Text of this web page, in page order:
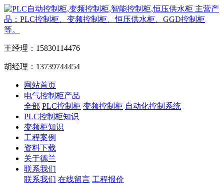
主营产
品：PLC控制柜、变频控制柜、恒压供水柜、GGD控制柜
等。
王经理：15830114476
胡经理：13739744454
网站首页
电气控制柜产品
全部 PLC控制柜 变频控制柜 自动化控制系统
PLC控制柜知识
变频柜知识
工程案例
资料下载
关于德兰
联系我们
联系我们 在线留言 工程报价